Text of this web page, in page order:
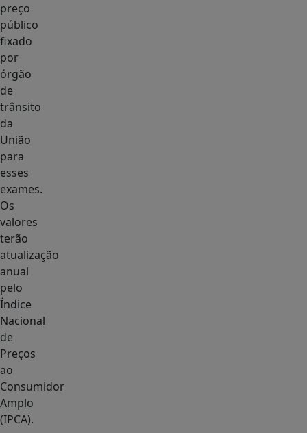
preço
público
fixado
por
órgão
de
trânsito
da
União
para
esses
exames.
Os
valores
terão
atualização
anual
pelo
Índice
Nacional
de
Preços
ao
Consumidor
Amplo
(IPCA).